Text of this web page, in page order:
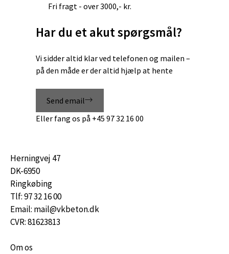
Fri fragt - over 3000,- kr.
Har du et akut spørgsmål?
Vi sidder altid klar ved telefonen og mailen –
på den måde er der altid hjælp at hente
Send email
Eller fang os på +45 97 32 16 00
Herningvej 47
DK-6950
Ringkøbing
Tlf: 97 32 16 00
Email: mail@vkbeton.dk
CVR: 81623813
Om os